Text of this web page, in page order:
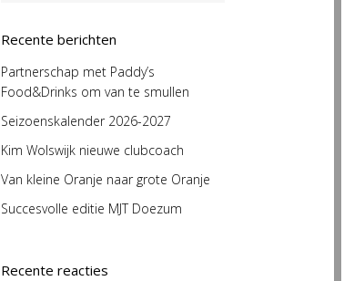
Recente berichten
Partnerschap met Paddy’s
Food&Drinks om van te smullen
Seizoenskalender 2026-2027
Kim Wolswijk nieuwe clubcoach
Van kleine Oranje naar grote Oranje
Succesvolle editie MJT Doezum
Recente reacties